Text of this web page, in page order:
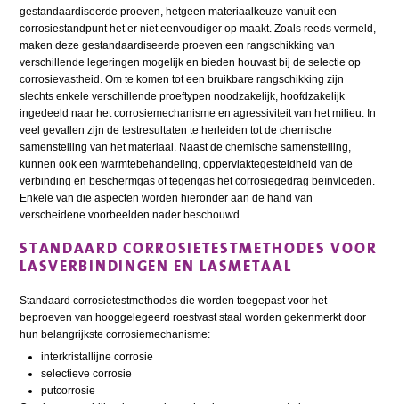
gestandaardiseerde proeven, hetgeen materiaalkeuze vanuit een
corrosiestandpunt het er niet eenvoudiger op maakt. Zoals reeds vermeld,
maken deze gestandaardiseerde proeven een rangschikking van
verschillende legeringen mogelijk en bieden houvast bij de selectie op
corrosievastheid. Om te komen tot een bruikbare rangschikking zijn
slechts enkele verschillende proeftypen noodzakelijk, hoofdzakelijk
ingedeeld naar het corrosiemechanisme en agressiviteit van het milieu. In
veel gevallen zijn de testresultaten te herleiden tot de chemische
samenstelling van het materiaal. Naast de chemische samenstelling,
kunnen ook een warmtebehandeling, oppervlaktegesteldheid van de
verbinding en beschermgas of tegengas het corrosiegedrag beïnvloeden.
Enkele van die aspecten worden hieronder aan de hand van
verscheidene voorbeelden nader beschouwd.
STANDAARD CORROSIETESTMETHODES VOOR
LASVERBINDINGEN EN LASMETAAL
Standaard corrosietestmethodes die worden toegepast voor het
beproeven van hooggelegeerd roestvast staal worden gekenmerkt door
hun belangrijkste corrosiemechanisme:
interkristallijne corrosie
selectieve corrosie
putcorrosie